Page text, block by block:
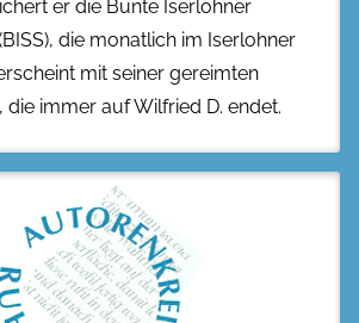
er die Bunte Iserlohner
die monatlich im Iserlohner
mit seiner gereimten
die immer auf Wilfried D. endet.